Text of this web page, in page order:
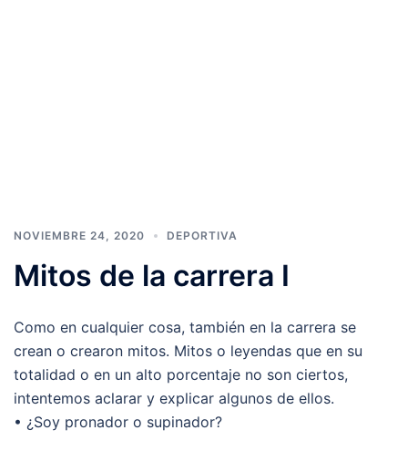
NOVIEMBRE 24, 2020 DEPORTIVA
Mitos de la carrera I
Como en cualquier cosa, también en la carrera se
crean o crearon mitos. Mitos o leyendas que en su
totalidad o en un alto porcentaje no son ciertos,
intentemos aclarar y explicar algunos de ellos.
• ¿Soy pronador o supinador?